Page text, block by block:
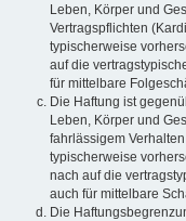
Leben, Körper und
Vertragspflichten
typischerweise
auf die
für mittelbare
Die Haftung ist
Leben, Körper und
fahrlässigem
typischerweise
nach auf die
auch für mittelbare
Die